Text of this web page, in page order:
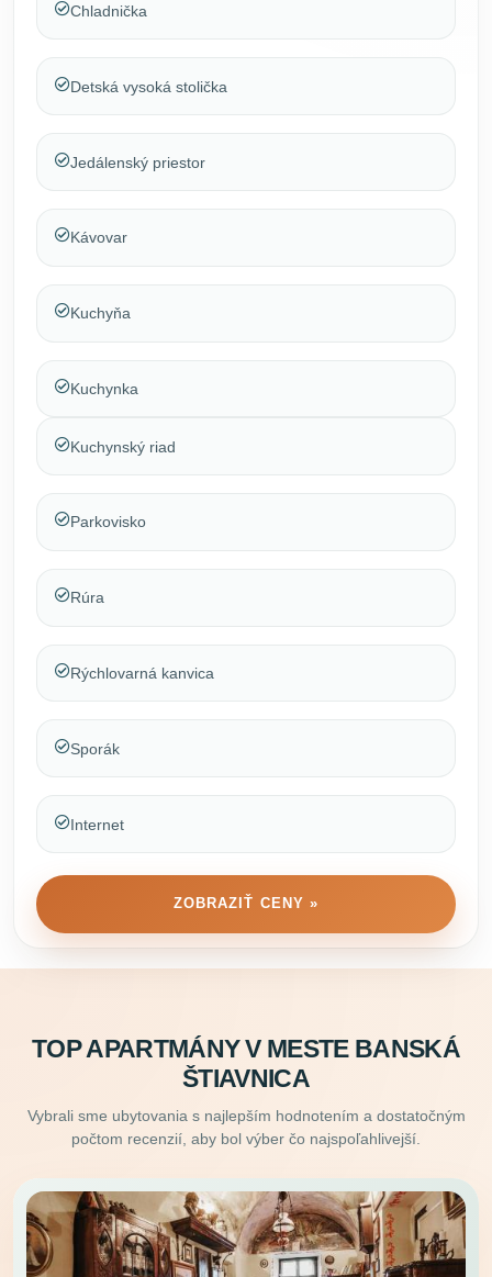
Chladnička
Detská vysoká stolička
Jedálenský priestor
Kávovar
Kuchyňa
Kuchynka
Kuchynský riad
Parkovisko
Rúra
Rýchlovarná kanvica
Sporák
Internet
ZOBRAZIŤ CENY »
TOP APARTMÁNY V MESTE BANSKÁ
ŠTIAVNICA
Vybrali sme ubytovania s najlepším hodnotením a dostatočným
počtom recenzií, aby bol výber čo najspoľahlivejší.